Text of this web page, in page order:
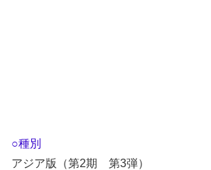
○種別
アジア版（第2期 第3弾）